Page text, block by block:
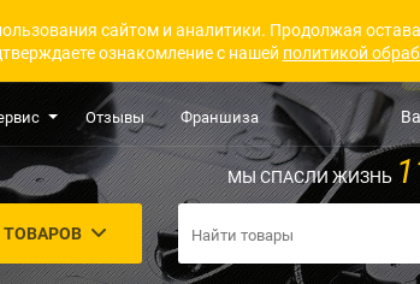
сайтом и аналитики. Продолжая
ознакомление с нашей политикой
Отзывы Франшиза
ТОВАРОВ
МЫ СПАСЛИ ЖИЗНЬ